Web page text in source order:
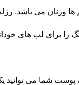
ها وزنان می باشد.
برای لب های
شما می توانید یک